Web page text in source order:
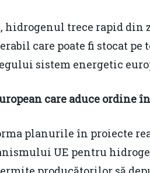
hidrogenul trece rapid
care poate fi stocat
sistem energetic
care aduce ordine
planurile în proiecte
UE pentru